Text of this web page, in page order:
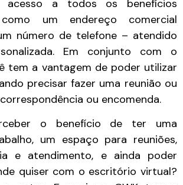
a todos os benefícios
um endereço comercial
número de telefone – atendido
Em conjunto com o
tem a vantagem de poder utilizar
precisar fazer uma reunião ou
ou encomenda.
o benefício de ter uma
um espaço para reuniões,
e atendimento, e ainda poder
quiser com o escritório virtual?